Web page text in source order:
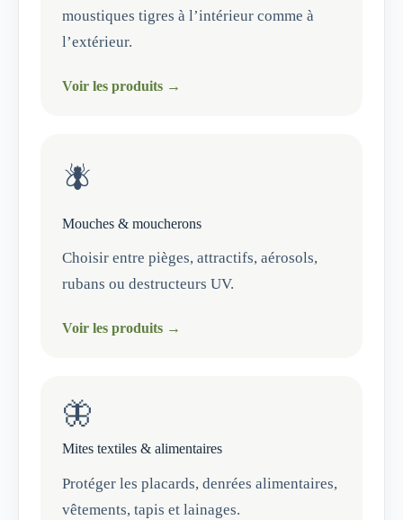
moustiques tigres à l’intérieur comme à
l’extérieur.
Voir les produits →
🪰
Mouches & moucherons
Choisir entre pièges, attractifs, aérosols,
rubans ou destructeurs UV.
Voir les produits →
🦋
Mites textiles & alimentaires
Protéger les placards, denrées alimentaires,
vêtements, tapis et lainages.